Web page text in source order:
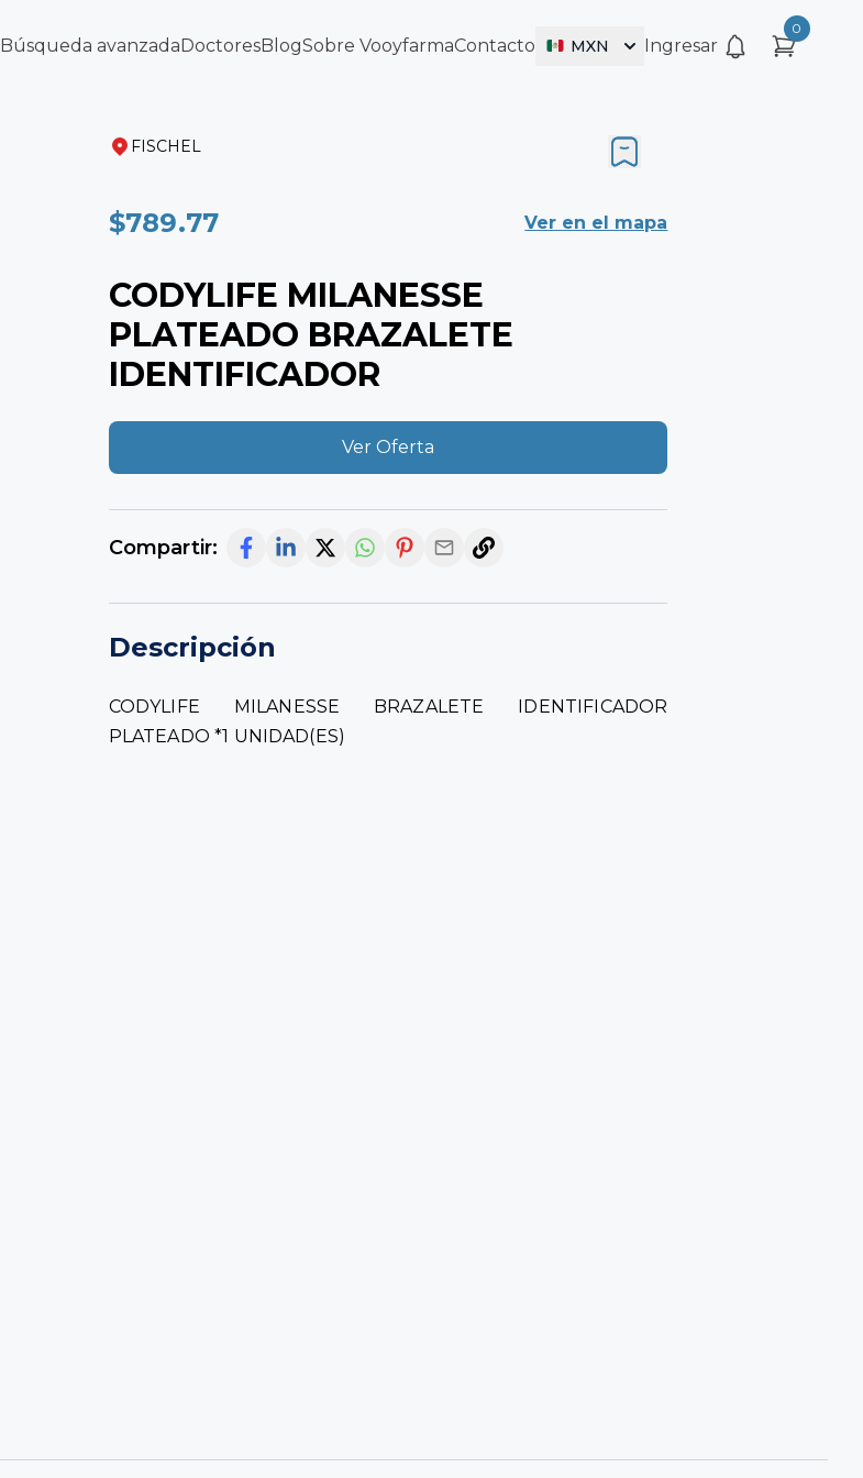
Búsqueda avanzadaDoctoresBlogSobre VooyfarmaContacto MXN Ingresar
0
FISCHEL
$789.77 Ver en el mapa
CODYLIFE MILANESSE
PLATEADO BRAZALETE
IDENTIFICADOR
Ver Oferta
Compartir:
Descripción
CODYLIFE MILANESSE BRAZALETE IDENTIFICADOR
PLATEADO *1 UNIDAD(ES)